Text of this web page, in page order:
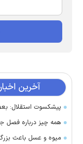
آخرین اخبار
پیشکسوت استقلال:
همه چیز درباره فصل
میوه و عسل باعث